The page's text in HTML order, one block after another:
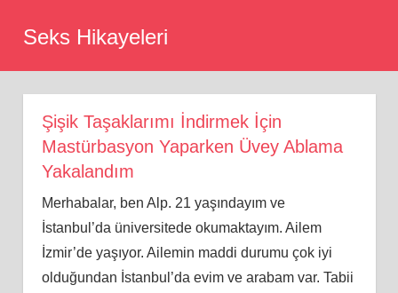
Seks Hikayeleri
Şişik Taşaklarımı İndirmek İçin
Mastürbasyon Yaparken Üvey Ablama
Yakalandım
Merhabalar, ben Alp. 21 yaşındayım ve
İstanbul’da üniversitede okumaktayım. Ailem
İzmir’de yaşıyor. Ailemin maddi durumu çok iyi
olduğundan İstanbul’da evim ve arabam var. Tabii